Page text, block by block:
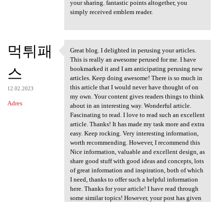
your sharing. fantastic points altogether, you
simply received emblem reader.
먹튀패
스
12.02.2023
Adres
Great blog. I delighted in
Great blog. I delighted in perusing your articles.
This is really an awesome perused for me. I have
bookmarked it and I am anticipating perusing new
articles. Keep doing awesome! There is so much in
this article that I would never have thought of on
my own. Your content gives readers things to think
about in an interesting way. Wonderful article.
Fascinating to read. I love to read such an excellent
article. Thanks! It has made my task more and extra
easy. Keep rocking. Very interesting information,
worth recommending. However, I recommend this
Nice information, valuable and excellent design, as
share good stuff with good ideas and concepts, lots
of great information and inspiration, both of which
I need, thanks to offer such a helpful information
here. Thanks for your article! I have read through
some similar topics! However, your post has given